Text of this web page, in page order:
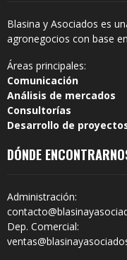
Blasina y Asociados es
agronegocios con base
Áreas principales:
Comunicación
Análisis de mercados
Consultorías
Desarrollo de
DÓNDE
Administración:
Dep. Comercial: